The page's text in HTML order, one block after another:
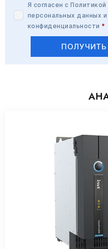
Я согласен сПолитикой
персональных данных и
конфиденциальности *
ПОЛУЧИТЬ